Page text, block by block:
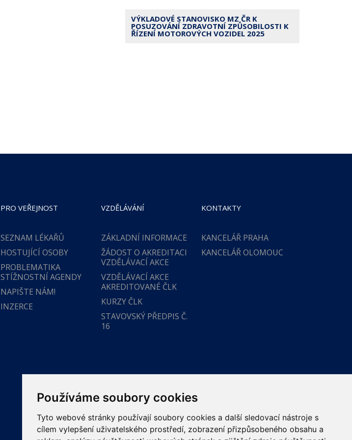
Používáme soubory cookies
Tyto webové stránky používají soubory cookies a další sledovací nástroje s
cílem vylepšení uživatelského prostředí, zobrazení přizpůsobeného obsahu a
VÝKLADOVÉ STANOVISKO MZ ČR K
POSUZOVÁNÍ ZDRAVOTNÍ ZPŮSOBILOSTI K
ŘÍZENÍ MOTOROVÝCH VOZIDEL 2025
PRO VEŘEJNOST
SEZNAM LÉKAŘŮ
HOSTUJÍCÍ OSOBY
PROBLEMATIKA
STÍŽNOSTNÍ AGENDY
NAPIŠTE NÁM!
INZERCE
VZDĚLÁVÁNÍ
ZÁKLADNÍ INFORMACE
ŽÁDOST O AKREDITACI
VZDĚLÁVACÍ AKCE
VZDĚLÁVACÍ AKCE
AKREDITOVANÉ ČLK
KURZY ČLK
STAVOVSKÝ PŘEDPIS Č.
16
KONTAKTY
KANCELÁŘ PRAHA
KANCELÁŘ OLOMOUC